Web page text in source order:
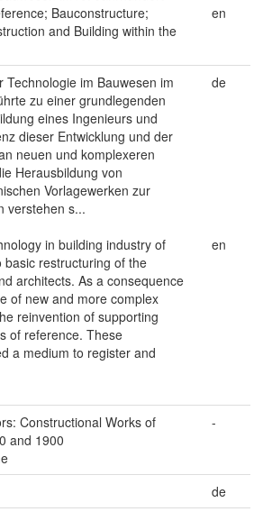
Bauconstructure;
and Building within the
en
im Bauwesen im
zu einer grundlegenden
eines Ingenieurs und
dieser Entwicklung und der
neuen und komplexeren
Herausbildung von
Vorlagewerken zur
verstehen s...
de
in building industry of
restructuring of the
architects. As a consequence
of new and more complex
reinvention of supporting
of reference. These
a medium to register and
en
Constructional Works of
and 1900
-
de